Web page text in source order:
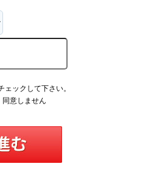
ックして下さい。
同意しません